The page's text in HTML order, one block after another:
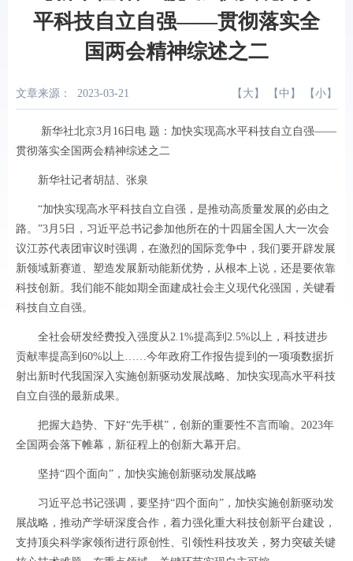
平科技自立自强——贯彻落实全
国两会精神综述之二
文章来源： 2023-03-21 【 大 】 【 中 】 【 小 】
新华社北京3月16日电 题：加快实现高水平科技自立自强——
贯彻落实全国两会精神综述之二
新华社记者胡喆、张泉
“加快实现高水平科技自立自强，是推动高质量发展的必由之
路。”3月5日，习近平总书记参加他所在的十四届全国人大一次会
议江苏代表团审议时强调，在激烈的国际竞争中，我们要开辟发展
新领域新赛道、塑造发展新动能新优势，从根本上说，还是要依靠
科技创新。我们能不能如期全面建成社会主义现代化强国，关键看
科技自立自强。
全社会研发经费投入强度从2.1%提高到2.5%以上，科技进步
贡献率提高到60%以上……今年政府工作报告提到的一项项数据折
射出新时代我国深入实施创新驱动发展战略、加快实现高水平科技
自立自强的最新成果。
把握大趋势、下好“先手棋”，创新的重要性不言而喻。2023年
全国两会落下帷幕，新征程上的创新大幕开启。
坚持“四个面向”，加快实施创新驱动发展战略
习近平总书记强调，要坚持“四个面向”，加快实施创新驱动发
展战略，推动产学研深度合作，着力强化重大科技创新平台建设，
支持顶尖科学家领衔进行原创性、引领性科技攻关，努力突破关键